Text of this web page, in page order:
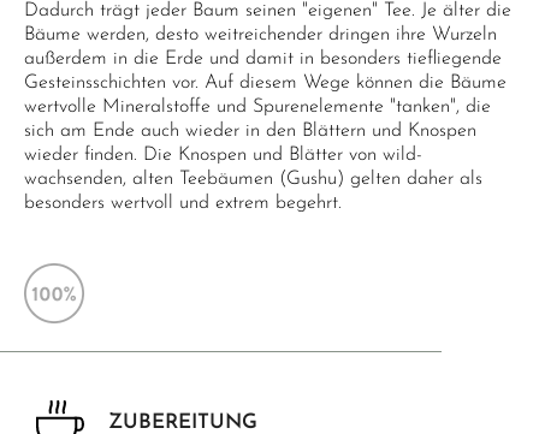
Dadurch trägt jeder Baum seinen "eigenen" Tee. Je älter die
Bäume werden, desto weitreichender dringen ihre Wurzeln
außerdem in die Erde und damit in besonders tiefliegende
Gesteinsschichten vor. Auf diesem Wege können die Bäume
wertvolle Mineralstoffe und Spurenelemente "tanken", die
sich am Ende auch wieder in den Blättern und Knospen
wieder finden. Die Knospen und Blätter von wild-
wachsenden, alten Teebäumen (Gushu) gelten daher als
besonders wertvoll und extrem begehrt.
ZUBEREITUNG